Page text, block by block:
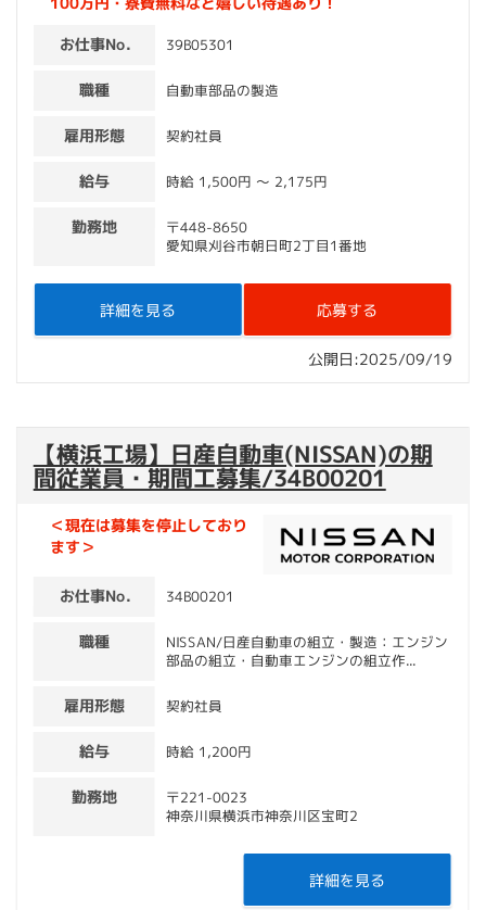
お仕事No. 39B05301
職種 自動車部品の製造
雇用形態 契約社員
給与 時給 1,500円 〜 2,175円
勤務地 〒448-8650
愛知県刈谷市朝日町2丁目1番地
応募する
詳細を見る
公開日:2025/09/19
【横浜工場】日産自動車(NISSAN)の期
間従業員・期間工募集/34B00201
＜現在は募集を停止しており
ます＞
お仕事No. 34B00201
職種 NISSAN/日産自動車の組立・製造：エンジン
部品の組立・自動車エンジンの組立作...
雇用形態 契約社員
給与 時給 1,200円
勤務地 〒221-0023
神奈川県横浜市神奈川区宝町2
詳細を見る